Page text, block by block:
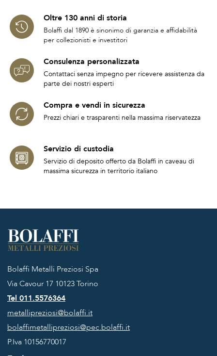
Oltre 130 anni di storia
Bolaffi dal 1890 è sinonimo di garanzia e affidabilità
per collezionisti e investitori
Consulenza personalizzata
Contattaci senza impegno per ricevere assistenza da
parte dei nostri esperti
Compra e vendi in sicurezza
Prezzi chiari e trasparenti nella massima riservatezza
Servizio di custodia
Servizio di deposito offerto da Bolaffi in caveau di
massima sicurezza in territorio italiano
Bolaffi Metalli Preziosi Spa
Via Cavour 17 10123 Torino
Tel 011.5576364
metallipreziosi@bolaffi.it
bolaffimetallipreziosi@pec.bolaffi.it
P.Iva 10156770017